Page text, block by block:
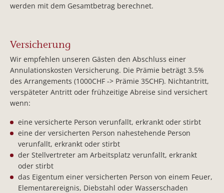
werden mit dem Gesamtbetrag berechnet.
Versicherung
Wir empfehlen unseren Gästen den Abschluss einer
Annulationskosten Versicherung. Die Prämie beträgt 3.5%
des Arrangements (1000CHF -> Prämie 35CHF). Nichtantritt,
verspäteter Antritt oder frühzeitige Abreise sind versichert
wenn:
eine versicherte Person verunfallt, erkrankt oder stirbt
eine der versicherten Person nahestehende Person
verunfallt, erkrankt oder stirbt
der Stellvertreter am Arbeitsplatz verunfallt, erkrankt
oder stirbt
das Eigentum einer versicherten Person von einem Feuer,
Elementarereignis, Diebstahl oder Wasserschaden